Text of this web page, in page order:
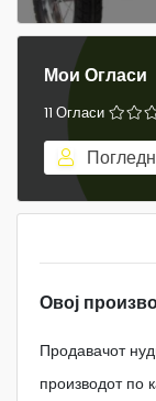
Мои Огласи
11 Огласи
Овој
Продавачот
производот по